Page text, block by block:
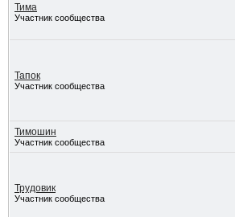
Тима
Участник сообщества
Тапок
Участник сообщества
Тимошин
Участник сообщества
Трудовик
Участник сообщества